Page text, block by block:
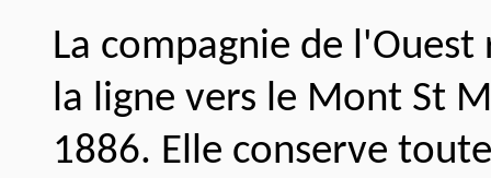
La compagnie de
la ligne vers le Mont St
1886. Elle conserve